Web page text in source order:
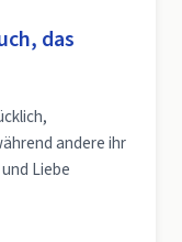
das
andere ihr
Liebe